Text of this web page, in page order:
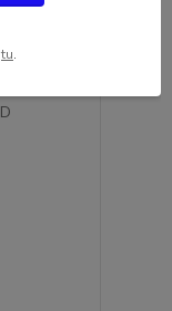
tu.